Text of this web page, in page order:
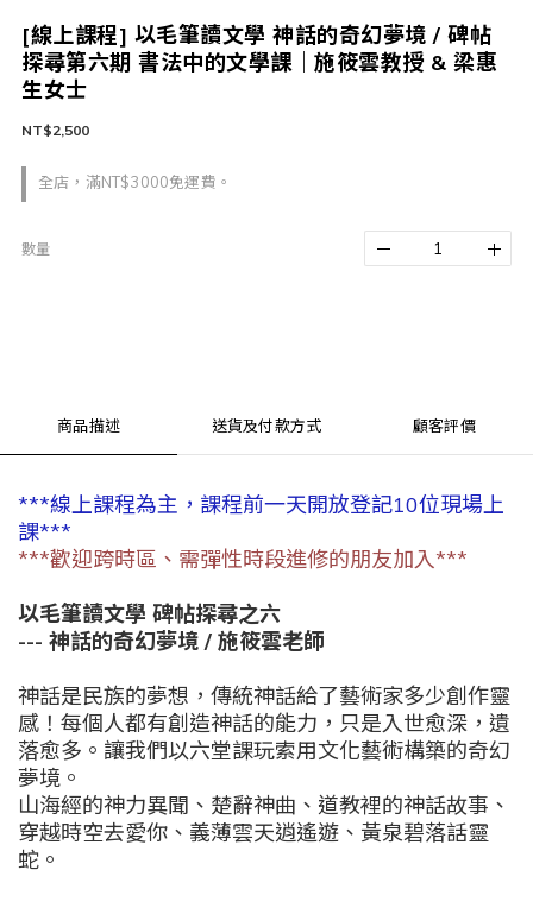
[線上課程] 以毛筆讀文學 神話的奇幻夢境 / 碑帖
探尋第六期 書法中的文學課｜施筱雲教授 & 梁惠
生女士
全店，滿NT$3000免運費。
NT$2,500
數量
商品描述 送貨及付款方式 顧客評價
***線上課程為主，課程前一天開放登記10位現場上
課***
***歡迎跨時區、需彈性時段進修的朋友加入***
以毛筆讀文學 碑帖探尋之六
--- 神話的奇幻夢境 / 施筱雲老師
神話是民族的夢想，傳統神話給了藝術家多少創作靈
感！每個人都有創造神話的能力，只是入世愈深，遺
落愈多。讓我們以六堂課玩索用文化藝術構築的奇幻
夢境。
山海經的神力異聞、楚辭神曲、道教裡的神話故事、
穿越時空去愛你、義薄雲天逍遙遊、黃泉碧落話靈
蛇。